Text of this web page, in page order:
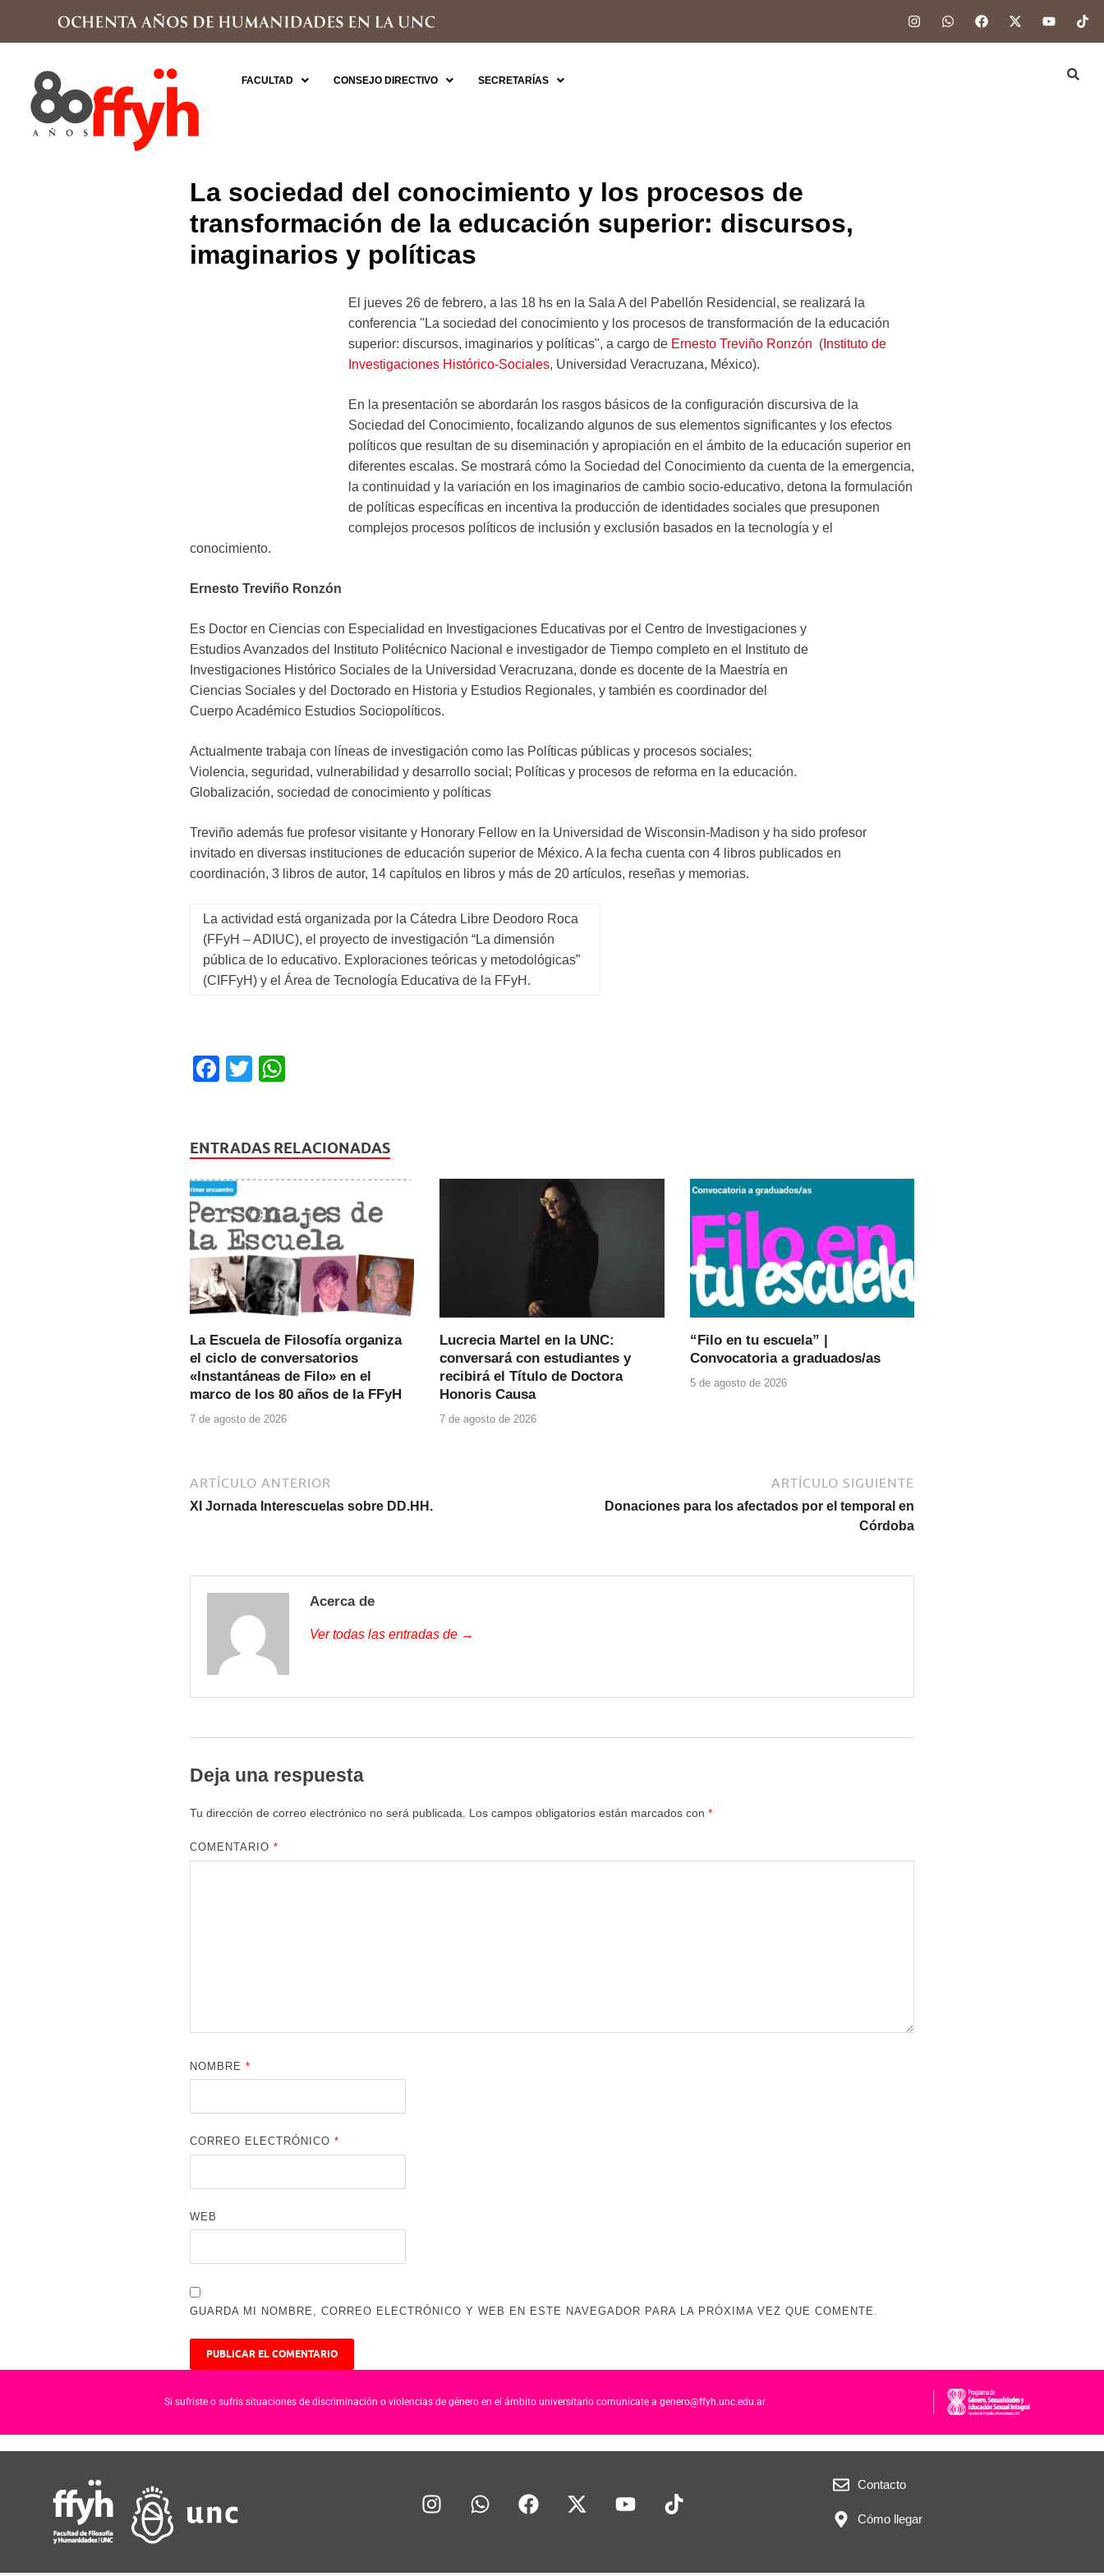
FACULTAD CONSEJO DIRECTIVO SECRETARÍAS
La sociedad del conocimiento y los procesos de
transformación de la educación superior: discursos,
imaginarios y políticas
El jueves 26 de febrero, a las 18 hs en la Sala A del Pabellón Residencial, se realizará la
conferencia "La sociedad del conocimiento y los procesos de transformación de la educación
superior: discursos, imaginarios y políticas", a cargo de Ernesto Treviño Ronzón ( Instituto de
Investigaciones Histórico-Sociales, Universidad Veracruzana, México).
En la presentación se abordarán los rasgos básicos de la configuración discursiva de la
Sociedad del Conocimiento, focalizando algunos de sus elementos significantes y los efectos
políticos que resultan de su diseminación y apropiación en el ámbito de la educación superior en
diferentes escalas. Se mostrará cómo la Sociedad del Conocimiento da cuenta de la emergencia,
la continuidad y la variación en los imaginarios de cambio socio-educativo, detona la formulación
de políticas específicas en incentiva la producción de identidades sociales que presuponen
complejos procesos políticos de inclusión y exclusión basados en la tecnología y el
conocimiento.
Ernesto Treviño Ronzón
Es Doctor en Ciencias con Especialidad en Investigaciones Educativas por el Centro de Investigaciones y
Estudios Avanzados del Instituto Politécnico Nacional e investigador de Tiempo completo en el Instituto de
Investigaciones Histórico Sociales de la Universidad Veracruzana, donde es docente de la Maestría en
Ciencias Sociales y del Doctorado en Historia y Estudios Regionales, y también es coordinador del
Cuerpo Académico Estudios Sociopolíticos.
Actualmente trabaja con líneas de investigación como las Políticas públicas y procesos sociales;
Violencia, seguridad, vulnerabilidad y desarrollo social; Políticas y procesos de reforma en la educación.
Globalización, sociedad de conocimiento y políticas
Treviño además fue profesor visitante y Honorary Fellow en la Universidad de Wisconsin-Madison y ha sido profesor
invitado en diversas instituciones de educación superior de México. A la fecha cuenta con 4 libros publicados en
coordinación, 3 libros de autor, 14 capítulos en libros y más de 20 artículos, reseñas y memorias.
La actividad está organizada por la Cátedra Libre Deodoro Roca
(FFyH – ADIUC), el proyecto de investigación “La dimensión
pública de lo educativo. Exploraciones teóricas y metodológicas”
(CIFFyH) y el Área de Tecnología Educativa de la FFyH.
F
e
b
o
o
k
T
er s
A
p
p
ENTRADAS RELACIONADAS
La Escuela de Filosofía organiza
el ciclo de conversatorios
«Instantáneas de Filo» en el
marco de los 80 años de la FFyH
7 de agosto de 2026
Lucrecia Martel en la UNC:
conversará con estudiantes y
recibirá el Título de Doctora
Honoris Causa
7 de agosto de 2026
“Filo en tu escuela” |
Convocatoria a graduados/as
5 de agosto de 2026
ARTÍCULO ANTERIOR
XI Jornada Interescuelas sobre DD.HH.
ARTÍCULO SIGUIENTE
Donaciones para los afectados por el temporal en
Córdoba
Acerca de
Ver todas las entradas de →
Deja una respuesta
Tu dirección de correo electrónico no será publicada. Los campos obligatorios están marcados con *
COMENTARIO*
NOMBRE*
CORREO ELECTRÓNICO*
WEB
GUARDA MI NOMBRE, CORREO ELECTRÓNICO Y WEB EN ESTE NAVEGADOR PARA LA PRÓXIMA VEZ QUE COMENTE.
Si sufriste o sufris situaciones de discriminación o violencias de género en el ámbito universitario comunicate a genero@ffyh.unc.edu.ar
Contacto
Cómo llegar